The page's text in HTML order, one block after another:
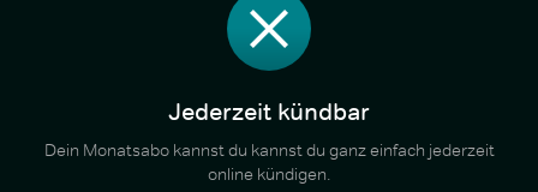
Jederzeit kündbar
Dein Monatsabo kannst du kannst du ganz einfach jederzeit
online kündigen.